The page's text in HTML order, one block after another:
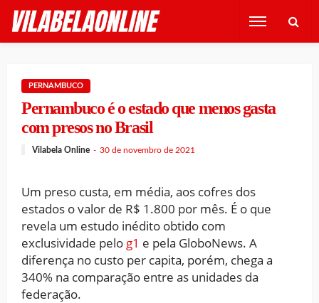
PERNAMBUCO
Pernambuco é o estado que menos gasta
com presos no Brasil
Vilabela Online 30 de novembro de 2021
Um preso custa, em média, aos cofres dos
estados o valor de R$ 1.800 por mês. É o que
revela um estudo inédito obtido com
exclusividade pelo g1 e pela GloboNews. A
diferença no custo per capita, porém, chega a
340% na comparação entre as unidades da
federação.